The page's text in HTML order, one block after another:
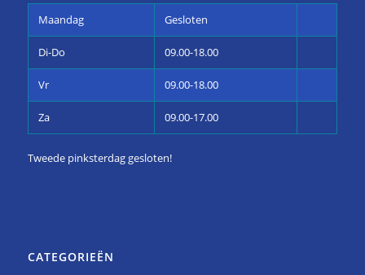
Maandag Gesloten
Di-Do 09.00-18.00
Vr 09.00-18.00
Za 09.00-17.00
Tweede pinksterdag gesloten!
CATEGORIEËN